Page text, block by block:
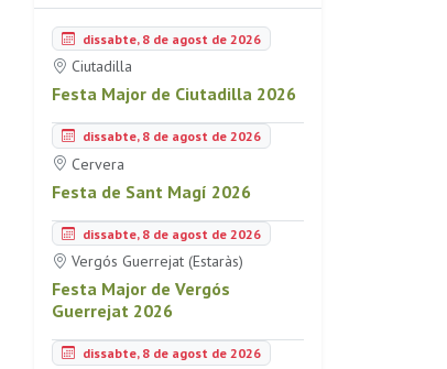
dissabte, 8 de agost de 2026
Ciutadilla
Festa Major de Ciutadilla 2026
dissabte, 8 de agost de 2026
Cervera
Festa de Sant Magí 2026
dissabte, 8 de agost de 2026
Vergós Guerrejat (Estaràs)
Festa Major de Vergós
Guerrejat 2026
dissabte, 8 de agost de 2026